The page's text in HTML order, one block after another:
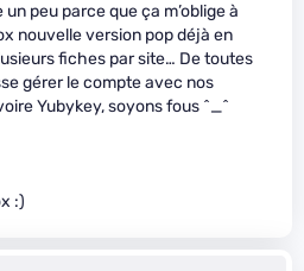
peu parce que ça m’oblige à
nouvelle version pop déjà en
fiches par site… De toutes
gérer le compte avec nos
Yubykey, soyons fous ^_^
:)